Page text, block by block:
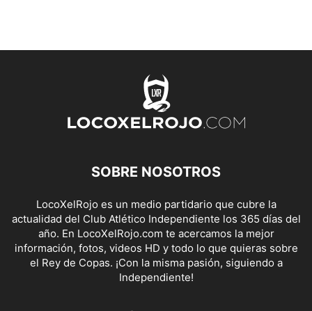
SOBRE NOSOTROS
LocoXelRojo es un medio partidario que cubre la
actualidad del Club Atlético Independiente los 365 días del
año. En LocoXelRojo.com te acercamos la mejor
información, fotos, videos HD y todo lo que quieras sobre
el Rey de Copas. ¡Con la misma pasión, siguiendo a
Independiente!